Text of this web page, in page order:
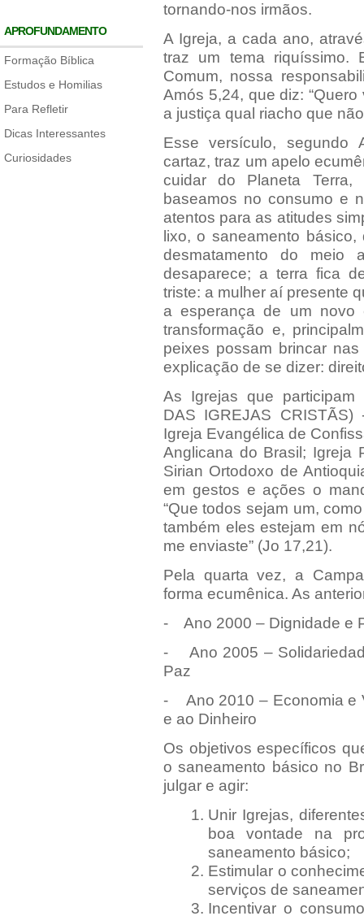
APROFUNDAMENTO
Formação Bíblica
Estudos e Homilias
Para Refletir
Dicas Interessantes
Curiosidades
tornando-nos irmãos.
A Igreja, a cada ano,
traz um tema riquíssimo.
Comum, nossa
Amós 5,24, que diz:
a justiça qual riacho que
Esse versículo, segundo
cartaz, traz um apelo
cuidar do Planeta
baseamos no consumo e
atentos para as atitudes
lixo, o saneamento
desmatamento do meio
desaparece; a terra fica
triste: a mulher aí presente
a esperança de um
transformação e,
peixes possam brincar
explicação de se dizer:
As Igrejas que participam
DAS IGREJAS
Igreja Evangélica de
Anglicana do Brasil; Igreja
Sirian Ortodoxo de
em gestos e ações o
“Que todos sejam um,
também eles estejam em
me enviaste” (Jo 17,21).
Pela quarta vez, a
forma ecumênica. As
- Ano 2000 – Dignidade e
- Ano 2005 –
Paz
- Ano 2010 – Economia e
e ao Dinheiro
Os objetivos específicos
o saneamento básico no
julgar e agir:
Unir Igrejas,
boa vontade na
saneamento básico;
Estimular o
serviços de
Incentivar o